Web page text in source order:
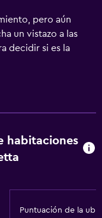
pero aún
un vistazo a las
decidir si es la
habitaciones
Puntuación de la